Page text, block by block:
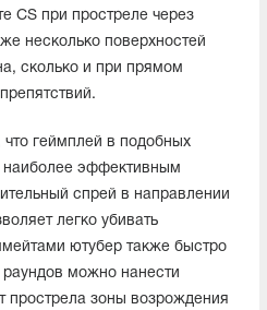
CS при простреле через
несколько поверхностей
сколько и при прямом
геймплей в подобных
наиболее эффективным
спрей в направлении
легко убивать
ютубер также быстро
можно нанести
прострела зоны возрождения